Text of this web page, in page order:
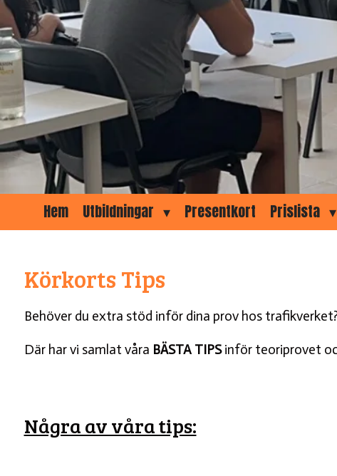
Hem Utbildningar Presentkort Prislista
Körkorts Tips
Behöver du extra stöd inför dina prov hos
Där har vi samlat våra BÄSTA TIPSinför teoriprovet
Några av våra tips: